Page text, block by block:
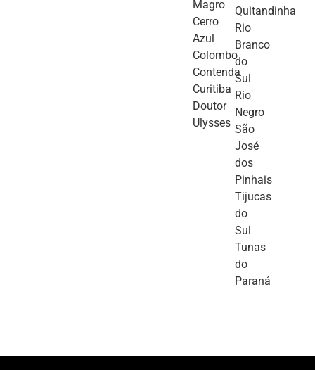
Magro
Cerro
Azul
Colombo
Contenda
Curitiba
Doutor
Ulysses
Quitandinha
Rio
Branco
do
Sul
Rio
Negro
São
José
dos
Pinhais
Tijucas
do
Sul
Tunas
do
Paraná